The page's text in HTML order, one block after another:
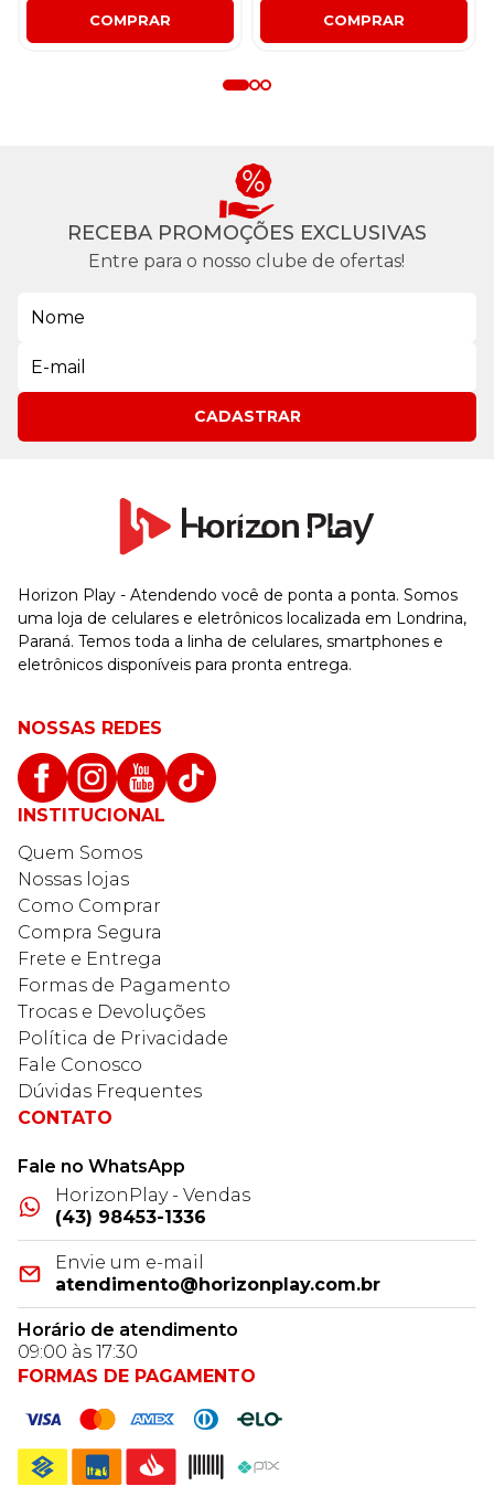
COMPRAR COMPRAR
RECEBA PROMOÇÕES EXCLUSIVAS
Entre para o nosso clube de ofertas!
CADASTRAR
Horizon Play - Atendendo você de ponta a ponta. Somos
uma loja de celulares e eletrônicos localizada em Londrina,
Paraná. Temos toda a linha de celulares, smartphones e
eletrônicos disponíveis para pronta entrega.
NOSSAS REDES
INSTITUCIONAL
Quem Somos
Nossas lojas
Como Comprar
Compra Segura
Frete e Entrega
Formas de Pagamento
Trocas e Devoluções
Política de Privacidade
Fale Conosco
Dúvidas Frequentes
CONTATO
Fale no WhatsApp
HorizonPlay - Vendas
(43) 98453-1336
Envie um e-mail
atendimento@horizonplay.com.br
Horário de atendimento
09:00 às 17:30
FORMAS DE PAGAMENTO